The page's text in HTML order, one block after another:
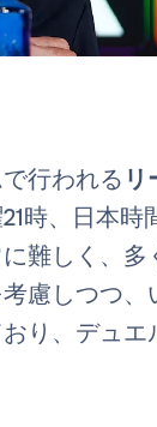
行われる リ
時、日本
難しく、多
慮しつつ、
り、デュ